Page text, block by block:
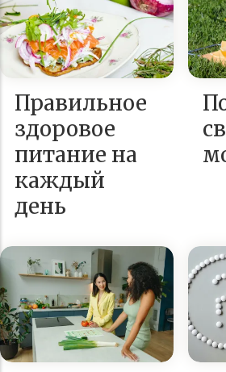
Правильное
здоровое
питание на
каждый
день